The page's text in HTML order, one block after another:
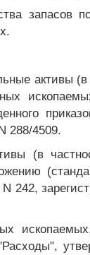
запасов
активы
288/4509.
(в
242,